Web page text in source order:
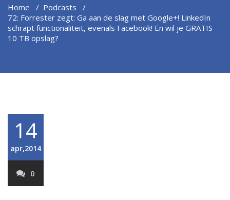
Home / Podcasts /
72: Forrester zegt: Ga aan de slag met Google+! LinkedIn
schrapt functionaliteit, evenals Facebook! En wil je GRATIS
10 TB opslag?
14
apr,2014
0